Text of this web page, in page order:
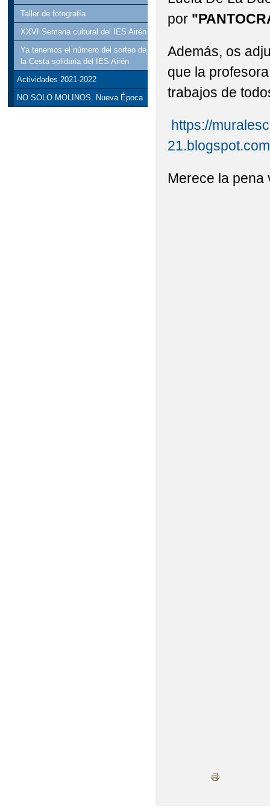
ONDAIRÉN EN LAS
REVISTA VISITA
VISITA CERRO DE
XXXVIII CARRERA
ÁRBOLES CON
Taller de fotografía
XXVI Semana cultural del IES Airén
Ya tenemos el número del sorteo de
la Cesta solidaria del IES Airén
Actividades 2021-2022
NO SOLO MOLINOS. Nueva Época
por
Además, os
que la
trabajos de
https://
Merece la pena